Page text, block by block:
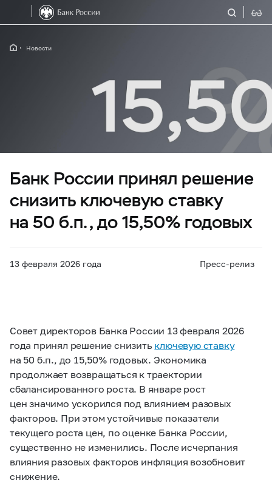
Новости
Банк России принял решение
снизить ключевую ставку
на 50 б.п., до 15,50% годовых
13 февраля 2026 года Пресс-релиз
Совет директоров Банка России 13 февраля 2026
года принял решение снизить ключевую ставку
на 50 б.п., до 15,50% годовых. Экономика
продолжает возвращаться к траектории
сбалансированного роста. В январе рост
цен значимо ускорился под влиянием разовых
факторов. При этом устойчивые показатели
текущего роста цен, по оценке Банка России,
существенно не изменились. После исчерпания
влияния разовых факторов инфляция возобновит
снижение.